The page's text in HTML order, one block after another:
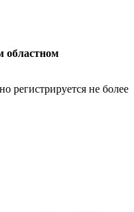
областном
регистрируется не более